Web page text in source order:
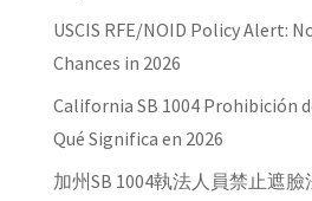
USCIS RFE/NOID Policy Alert:
Chances in 2026
California SB 1004 Prohibición
Qué Significa en 2026
加州SB 1004執法人員禁止遮